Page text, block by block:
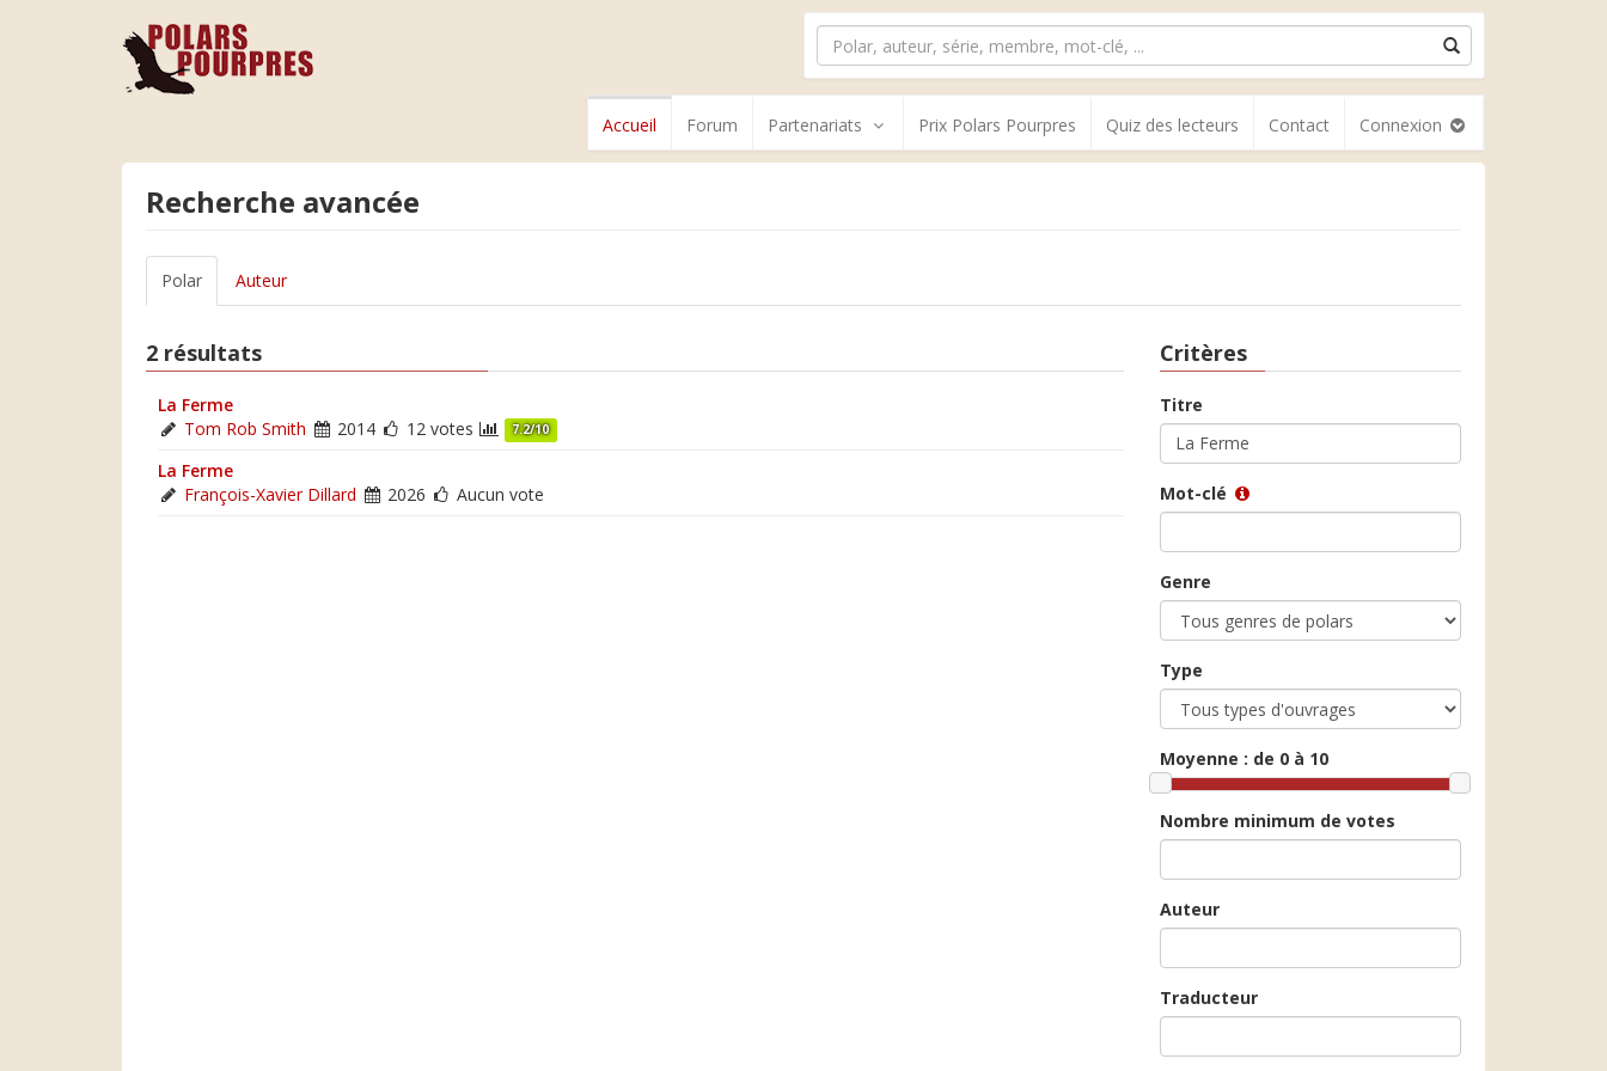
Accueil Forum Partenariats Prix Polars Pourpres Quiz des lecteurs Contact Connexion
Recherche avancée
Polar Auteur
2 résultats
La Ferme
Tom Rob Smith
2014 12 votes 7.2/10
La Ferme
François-Xavier Dillard
2026 Aucun vote
Critères
Titre
Mot-clé
Genre
Type
Moyenne : de 0 à 10
Nombre minimum de votes
Auteur
Traducteur